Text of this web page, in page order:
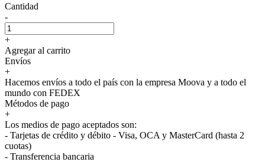
Cantidad
-
+
Agregar al carrito
Envíos
+
Hacemos envíos a todo el país con la empresa Moova y a todo el
mundo con FEDEX
Métodos de pago
+
Los medios de pago aceptados son:
- Tarjetas de crédito y débito - Visa, OCA y MasterCard (hasta 2
cuotas)
- Transferencia bancaria